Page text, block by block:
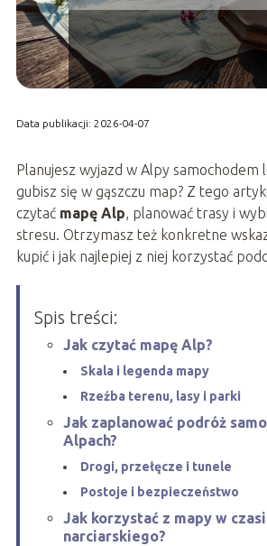
Data publikacji: 2026-04-07
Planujesz wyjazd w Alpy samochodem
gubisz się w gąszczu map? Z tego
czytać mapę Alp, planować trasy i
stresu. Otrzymasz też konkretne
kupić i jak najlepiej z niej korzystać
Spis treści:
Jak czytać mapę Alp?
Skala i legenda mapy
Rzeźba terenu, lasy i parki
Jak zaplanować podróż
Alpach?
Drogi, przełęcze i tunele
Postoje i bezpieczeństwo
Jak korzystać z mapy w
narciarskiego?